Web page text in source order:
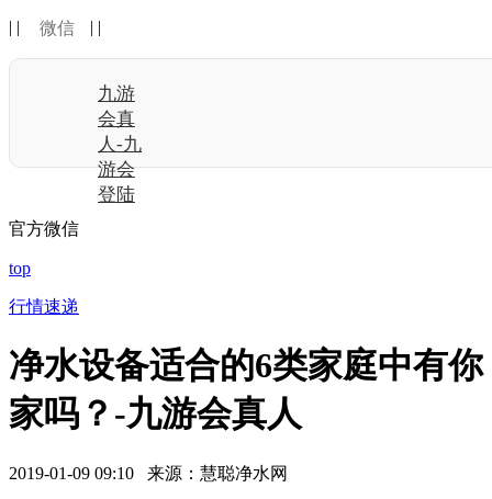
| | 微信 | |
九游
会真
人-九
游会
登陆
官方微信
top
行情速递
净水设备适合的6类家庭中有你
家吗？-九游会真人
2019-01-09 09:10 来源：慧聪净水网